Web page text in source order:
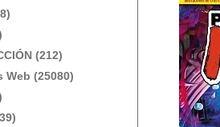
(212)
Web (25080)